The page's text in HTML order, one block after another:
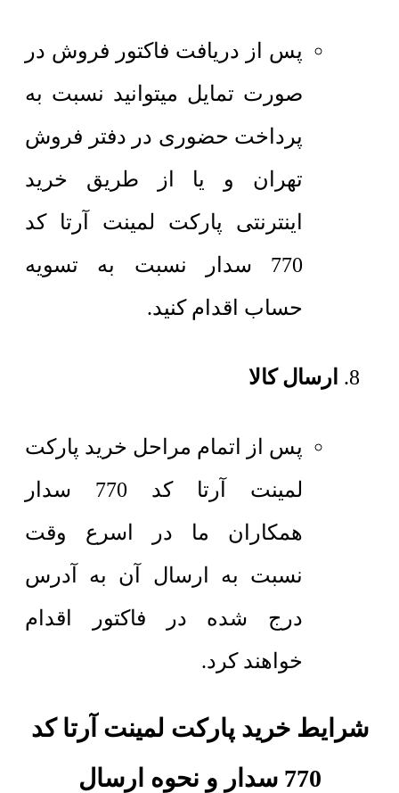
پس از دریافت فاکتور فروش در
صورت تمایل میتوانید نسبت به
پرداخت حضوری در دفتر فروش
تهران و یا از طریق خرید
اینترنتی پارکت لمینت آرتا کد
770 سدار نسبت به تسویه
حساب اقدام کنید.
ارسال کالا
پس از اتمام مراحل خرید پارکت
لمینت آرتا کد 770 سدار
همکاران ما در اسرع وقت
نسبت به ارسال آن به آدرس
درج شده در فاکتور اقدام
خواهند کرد.
شرایط خرید پارکت لمینت آرتا کد
770 سدار و نحوه ارسال